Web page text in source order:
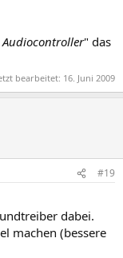
" das
bearbeitet: 16. Juni 2009
#19
dabei.
machen (bessere